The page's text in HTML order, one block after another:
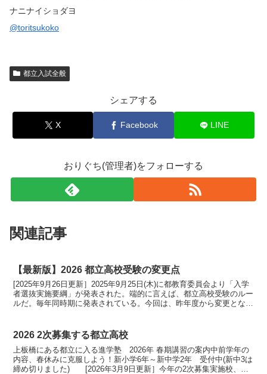
ナニナイショダヨ
@toritsukoko
都立入試全般
シェアする
X Facebook LINE
おりぐち(管理者)をフォローする
関連記事
【最新版】2026 都立高校受験の変更点
[2025年9月26日更新］2025年9月25日(木)に都教育委員会より「入学
者選抜実施要綱」が発表された。端的に言えば、都立高校受験のルー
ルだ。毎年同時期に発表されている。今回は、昨年度から変更となっ
2026 2次募集する都立高校
上板橋にある都立に入る進学塾 2026年 春期講習の案内中前学年の
内容、春休みに克服しよう！新小学6年～新中学2年 受付中(新中3は
締め切りました) [2026年3月9日更新］今年の2次募集実施校、普